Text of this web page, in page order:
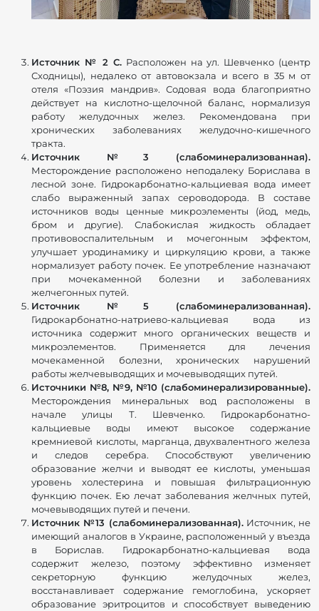
Источник № 2 С. Расположен на ул. Шевченко (центр
Сходницы), недалеко от автовокзала и всего в 35 м от
отеля «Поэзия мандрив». Содовая вода благоприятно
действует на кислотно-щелочной баланс, нормализуя
работу желудочных желез. Рекомендована при
хронических заболеваниях желудочно-кишечного
тракта.
Источник №3 (слабоминерализованная).
Месторождение расположено неподалеку Борислава в
лесной зоне. Гидрокарбонатно-кальциевая вода имеет
слабо выраженный запах сероводорода. В составе
источников воды ценные микроэлементы (йод, медь,
бром и другие). Слабокислая жидкость обладает
противовоспалительным и мочегонным эффектом,
улучшает уродинамику и циркуляцию крови, а также
нормализует работу почек. Ее употребление назначают
при мочекаменной болезни и заболеваниях
желчегонных путей.
Источник №5 (слабоминерализованная).
Гидрокарбонатно-натриево-кальциевая вода из
источника содержит много органических веществ и
микроэлементов. Применяется для лечения
мочекаменной болезни, хронических нарушений
работы желчевыводящих и мочевыводящих путей.
Источники №8, №9, №10 (слабоминерализированные).
Месторождения минеральных вод расположены в
начале улицы Т. Шевченко. Гидрокарбонатно-
кальциевые воды имеют высокое содержание
кремниевой кислоты, марганца, двухвалентного железа
и следов серебра. Способствуют увеличению
образование желчи и выводят ее кислоты, уменьшая
уровень холестерина и повышая фильтрационную
функцию почек. Ею лечат заболевания желчных путей,
мочевыводящих путей и печени.
Источник №13 (слабоминерализованная).Источник, не
имеющий аналогов в Украине, расположенный у въезда
в Борислав. Гидрокарбонатно-кальциевая вода
содержит железо, поэтому эффективно изменяет
секреторную функцию желудочных желез,
восстанавливает содержание гемоглобина, ускоряет
образование эритроцитов и способствует выведению